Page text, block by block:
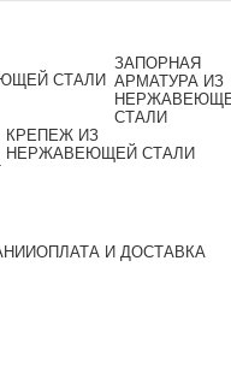
ЗАПОРНАЯ
АРМАТУРА ИЗ
СТАЛИ
КРЕПЕЖ ИЗ
НЕРЖАВЕЮЩЕЙ СТАЛИ
ОПЛАТА И ДОСТАВКА